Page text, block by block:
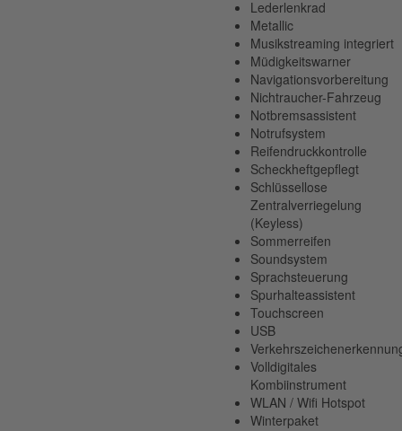
Lederlenkrad
Metallic
Musikstreaming integriert
Müdigkeitswarner
Navigationsvorbereitung
Nichtraucher-Fahrzeug
Notbremsassistent
Notrufsystem
Reifendruckkontrolle
Scheckheftgepflegt
Schlüssellose
Zentralverriegelung
(Keyless)
Sommerreifen
Soundsystem
Sprachsteuerung
Spurhalteassistent
Touchscreen
USB
Volldigitales
Kombiinstrument
WLAN / Wifi Hotspot
Winterpaket